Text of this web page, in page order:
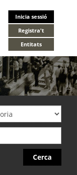
Inicia sessió
Registra't
Entitats
Cerca